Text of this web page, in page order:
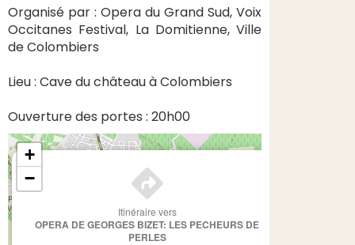
Organisé par : Opera du Grand Sud, Voix
Occitanes Festival, La Domitienne, Ville
de Colombiers
Lieu : Cave du château à Colombiers
Ouverture des portes : 20h00
Itinéraire vers
OPERA DE GEORGES BIZET: LES PECHEURS DE
PERLES
+
−